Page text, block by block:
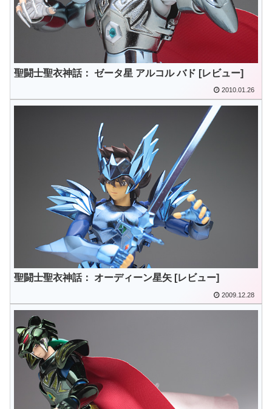
聖闘士聖衣神話： ゼータ星 アルコル バド [レビュー]
2010.01.26
聖闘士聖衣神話： オーディーン星矢 [レビュー]
2009.12.28